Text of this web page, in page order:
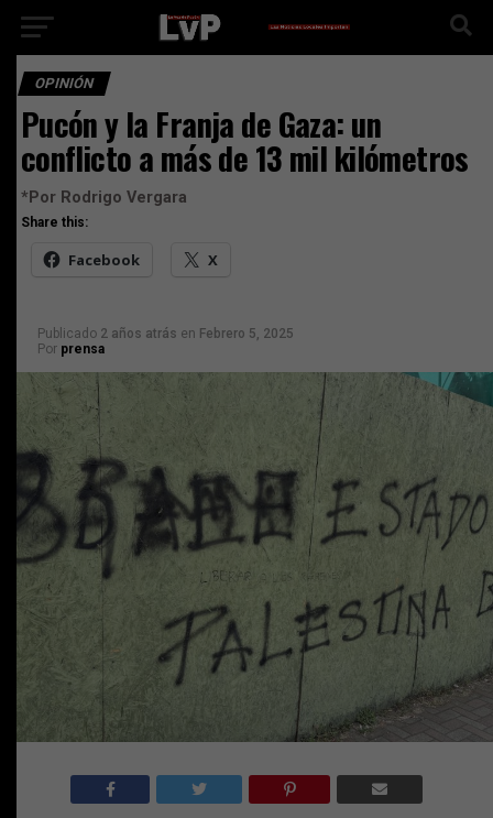
OPINIÓN
Pucón y la Franja de Gaza: un
conflicto a más de 13 mil kilómetros
*Por Rodrigo Vergara
Share this:
Facebook X
Publicado 2 años atrás en Febrero 5, 2025
Por prensa